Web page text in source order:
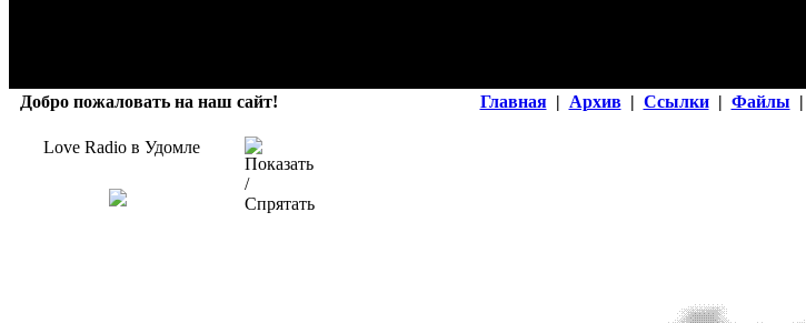
Добро пожаловать на наш сайт! Главная | Архив | Ссылки | Файлы |
Love Radio в Удомле